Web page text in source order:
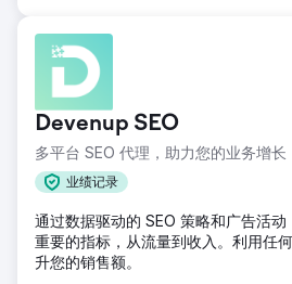
Devenup SEO
多平台 SEO 代理，助力您的业务增长
业绩记录
通过数据驱动的 SEO 策略和广告活
重要的指标，从流量到收入。利用任
升您的销售额。